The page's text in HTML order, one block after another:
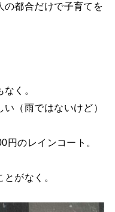
の都合だけで子育てを
く。
（雨ではないけど）
円のレインコート。
がなく。